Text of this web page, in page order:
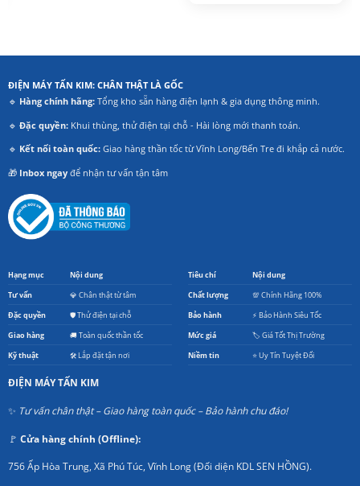
ĐIỆN MÁY TẤN KIM: CHÂN THẬT LÀ GỐC
🔹 Hàng chính hãng:Tổng kho sẵn hàng điện lạnh & gia dụng thông minh.
🔹 Đặc quyền:Khui thùng, thử điện tại chỗ - Hài lòng mới thanh toán.
🔹 Kết nối toàn quốc:Giao hàng thần tốc từ Vĩnh Long/Bến Tre đi khắp cả nước.
🎁 Inbox ngayđể nhận tư vấn tận tâm
Hạng mục Nội dung
Tư vấn 💎 Chân thật từ tâm
Đặc quyền 🛡️ Thử điện tại chỗ
Giao hàng 🚚 Toàn quốc thần tốc
Kỹ thuật 🛠️ Lắp đặt tận nơi
Tiêu chí Nội dung
Chất lượng 💯 Chính Hãng 100%
Bảo hành ⚡ Bảo Hành Siêu Tốc
Mức giá 🏷️ Giá Tốt Thị Trường
Niềm tin ⭐ Uy Tín Tuyệt Đối
ĐIỆN MÁY TẤN KIM
✨ Tư vấn chân thật – Giao hàng toàn quốc – Bảo hành chu đáo!
🚩 Cửa hàng chính (Offline):
756 Ấp Hòa Trung, Xã Phú Túc, Vĩnh Long (Đối diện KDL SEN HỒNG).